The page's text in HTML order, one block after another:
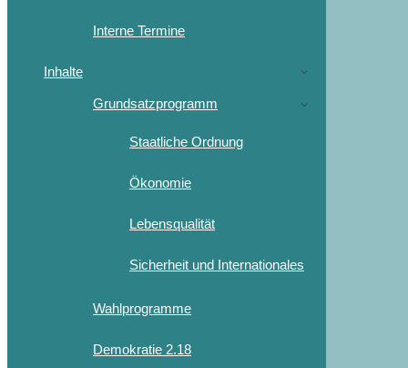
Interne Termine
Inhalte
Grundsatzprogramm
Staatliche Ordnung
Ökonomie
Lebensqualität
Sicherheit und Internationales
Wahlprogramme
Demokratie 2.18